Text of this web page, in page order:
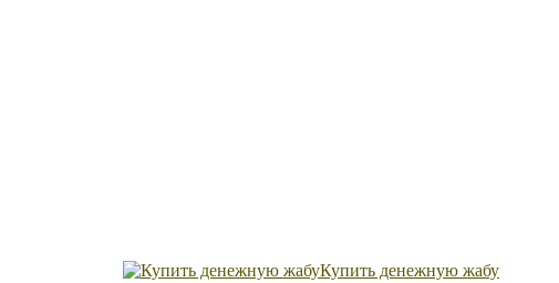
Купить денежную жабу